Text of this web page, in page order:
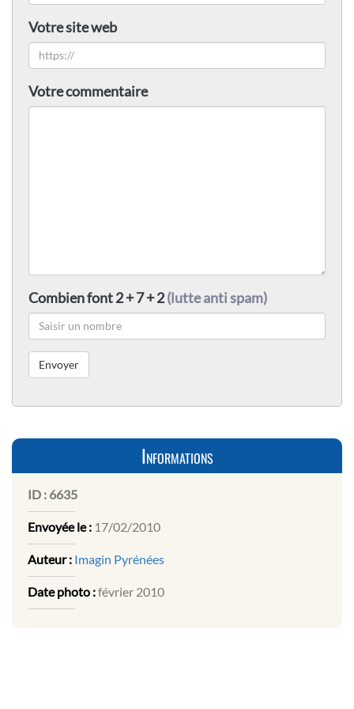
Votre site web
Votre commentaire
Combien font 2 + 7 + 2(lutte anti spam)
Informations
ID : 6635
Envoyée le : 17/02/2010
Auteur : Imagin Pyrénées
Date photo :février 2010